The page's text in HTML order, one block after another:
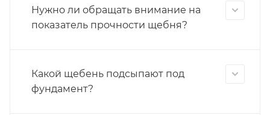
Нужно ли обращать внимание на
показатель прочности щебня?
Какой щебень подсыпают под
фундамент?